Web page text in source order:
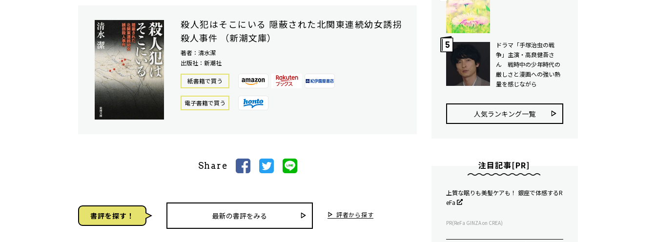
殺人犯はそこにいる 隠蔽された北関東連続幼女誘拐
殺人事件 （新潮文庫）
著者：清水潔
出版社：新潮社
紙書籍で買う
電⼦書籍で買う
Share
書評を探す！ 最新の書評をみる 評者から探す
ドラマ「手塚治虫の戦
争」主演・高良健吾さ
ん 戦時中の少年時代の
厳しさと漫画への強い熱
量を感じながら
人気ランキング⼀覧
注目記事[PR]
上質な眠りも美髪ケアも！ 銀座で体感するR
eFa
PR(ReFa GINZA on CREA)